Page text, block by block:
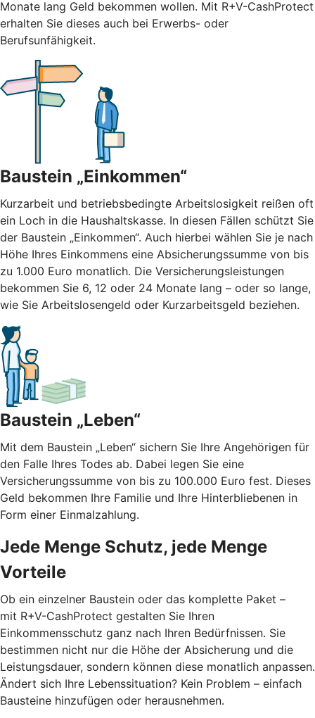
Monate lang Geld bekommen wollen. Mit R+V-CashProtect
erhalten Sie dieses auch bei Erwerbs- oder
Berufsunfähigkeit.
Baustein „Einkommen“
Kurzarbeit und betriebsbedingte Arbeitslosigkeit reißen oft
ein Loch in die Haushaltskasse. In diesen Fällen schützt Sie
der Baustein „Einkommen“. Auch hierbei wählen Sie je nach
Höhe Ihres Einkommens eine Absicherungssumme von bis
zu 1.000 Euro monatlich. Die Versicherungsleistungen
bekommen Sie 6, 12 oder 24 Monate lang – oder so lange,
wie Sie Arbeitslosengeld oder Kurzarbeitsgeld beziehen.
Baustein „Leben“
Mit dem Baustein „Leben“ sichern Sie Ihre Angehörigen für
den Falle Ihres Todes ab. Dabei legen Sie eine
Versicherungssumme von bis zu 100.000 Euro fest. Dieses
Geld bekommen Ihre Familie und Ihre Hinterbliebenen in
Form einer Einmalzahlung.
Jede Menge Schutz, jede Menge
Vorteile
Ob ein einzelner Baustein oder das komplette Paket –
mit R+V-CashProtect gestalten Sie Ihren
Einkommensschutz ganz nach Ihren Bedürfnissen. Sie
bestimmen nicht nur die Höhe der Absicherung und die
Leistungsdauer, sondern können diese monatlich anpassen.
Ändert sich Ihre Lebenssituation? Kein Problem – einfach
Bausteine hinzufügen oder herausnehmen.